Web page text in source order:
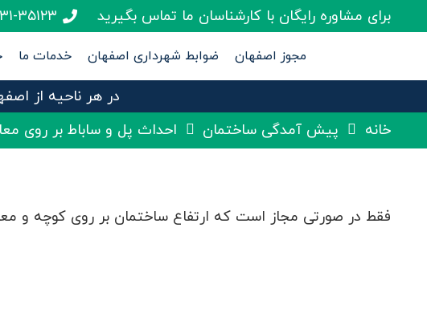
برای مشاوره رایگان با کارشناسان ما تماس بگیرید ۰۳۱-
مجوز اصفهان ضوابط شهرداری اصفهان خدمات ما
در هر ناحیه از
خانه
پیش آمدگی ساختمان احداث پل و ساباط بر روی
فقط در صورتی مجاز است که ارتفاع ساختمان بر روی کوچه و معابر حداقل ۳.۵ متر از کف معبر